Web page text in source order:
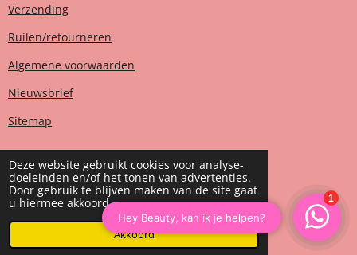
Deze website gebruikt cookies voor analyse-
doeleinden en/of het tonen van advertenties.
Door gebruik te blijven maken van de site gaat
u hiermee akkoord.
Akkoord
Verzending
Ruilen/retourneren
Algemene voorwaarden
Nieuwsbrief
Sitemap
T
i
k
T
I
n
s
t
F
a
c
e
W
h
a
s
A
© 2023 - 2026 House of Heaven fashion